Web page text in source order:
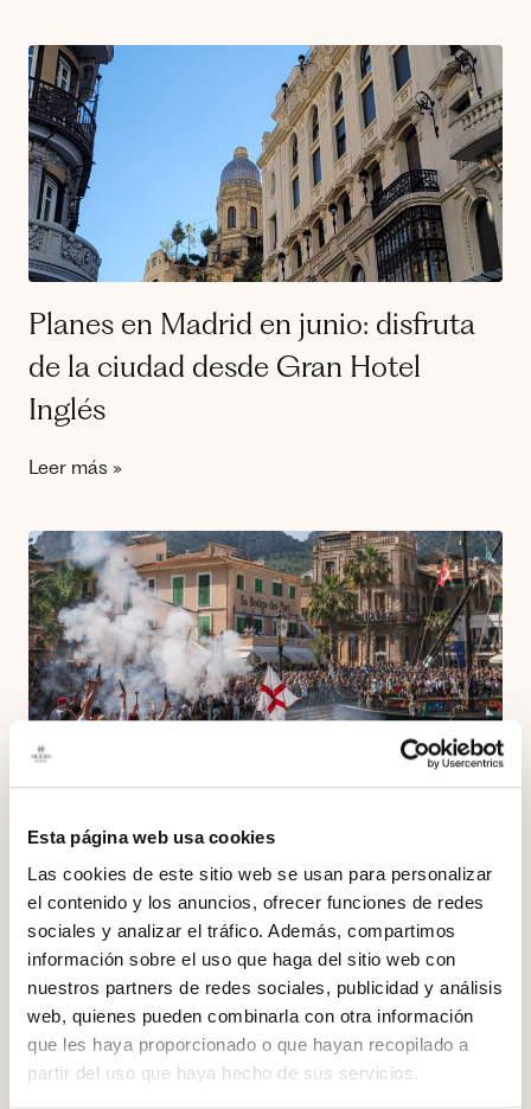
Esta página web usa cookies
Las cookies de este sitio web se usan para personalizar
el contenido y los anuncios, ofrecer funciones de redes
sociales y analizar el tráfico. Además, compartimos
información sobre el uso que haga del sitio web con
nuestros partners de redes sociales, publicidad y análisis
web, quienes pueden combinarla con otra información
que les haya proporcionado o que hayan recopilado a
partir del uso que haya hecho de sus servicios.
Planes en Madrid en junio: disfruta
de la ciudad desde Gran Hotel
Inglés
Leer más »
historia y uno de los eventos más
especiales de Mallorca
Leer más »